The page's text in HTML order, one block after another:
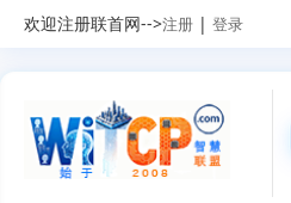
欢迎注册联首网-->注册 | 登录